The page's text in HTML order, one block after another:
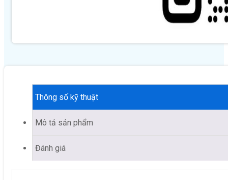
Thông số kỹ thuật
Mô tả sản phẩm
Đánh giá